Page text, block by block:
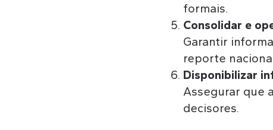
formais.
Consolidar e
Garantir
reporte
Disponibilizar
Assegurar que
decisores.